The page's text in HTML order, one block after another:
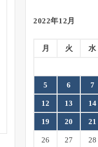
2022年12月
月 火 水
5 6 7
12 13 14
19 20 21
26 27 28